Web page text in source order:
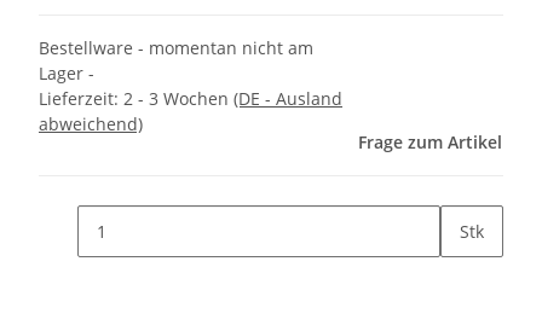
Bestellware - momentan nicht am
Lager -
Lieferzeit: 2 - 3 Wochen (DE - Ausland
abweichend)
Frage zum Artikel
Stk